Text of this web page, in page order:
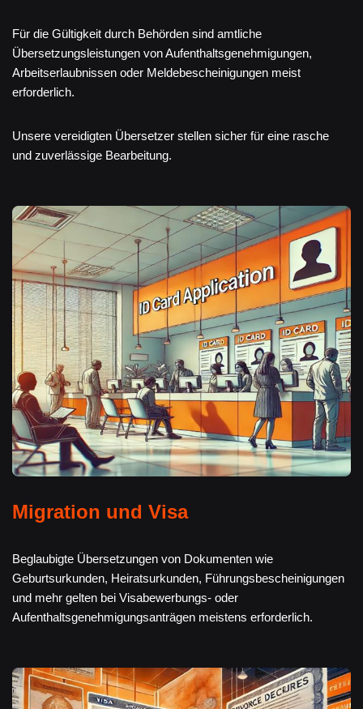
Für die Gültigkeit durch Behörden sind amtliche
Übersetzungsleistungen von Aufenthaltsgenehmigungen,
Arbeitserlaubnissen oder Meldebescheinigungen meist
erforderlich.
Unsere vereidigten Übersetzer stellen sicher für eine rasche
und zuverlässige Bearbeitung.
Migration und Visa
Beglaubigte Übersetzungen von Dokumenten wie
Geburtsurkunden, Heiratsurkunden, Führungsbescheinigungen
und mehr gelten bei Visabewerbungs- oder
Aufenthaltsgenehmigungsanträgen meistens erforderlich.